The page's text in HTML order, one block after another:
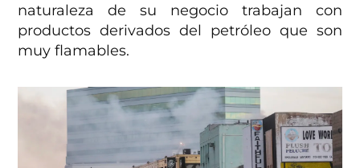
naturaleza de su negocio trabajan con
productos derivados del petróleo que son
muy flamables.